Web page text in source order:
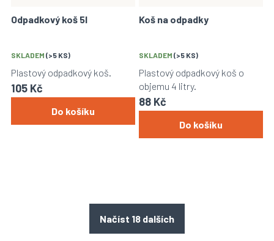
Odpadkový koš 5l
SKLADEM (>5 KS)
105 Kč
Do košíku
Plastový odpadkový koš.
Koš na odpadky
SKLADEM (>5 KS)
88 Kč
Do košíku
Plastový odpadkový koš o
objemu 4 litry.
Načíst 18 dalších